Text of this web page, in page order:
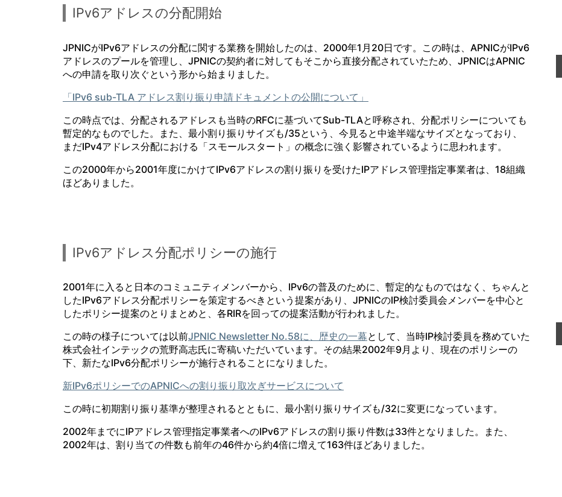
IPv6アドレスの分配開始
JPNICがIPv6アドレスの分配に関する業務を開始したのは、2000年1月20日です。この時は、APNICがIPv6
アドレスのプールを管理し、JPNICの契約者に対してもそこから直接分配されていたため、JPNICはAPNIC
への申請を取り次ぐという形から始まりました。
「IPv6 sub-TLA アドレス割り振り申請ドキュメントの公開について」
この時点では、分配されるアドレスも当時のRFCに基づいてSub-TLAと呼称され、分配ポリシーについても
暫定的なものでした。また、最小割り振りサイズも/35という、今見ると中途半端なサイズとなっており、
まだIPv4アドレス分配における「スモールスタート」の概念に強く影響されているように思われます。
この2000年から2001年度にかけてIPv6アドレスの割り振りを受けたIPアドレス管理指定事業者は、18組織
ほどありました。
IPv6アドレス分配ポリシーの施行
2001年に入ると日本のコミュニティメンバーから、IPv6の普及のために、暫定的なものではなく、ちゃんと
したIPv6アドレス分配ポリシーを策定するべきという提案があり、JPNICのIP検討委員会メンバーを中心と
したポリシー提案のとりまとめと、各RIRを回っての提案活動が行われました。
この時の様子については以前JPNIC Newsletter No.58に、歴史の一幕として、当時IP検討委員を務めていた
株式会社インテックの荒野高志氏に寄稿いただいています。その結果2002年9月より、現在のポリシーの
下、新たなIPv6分配ポリシーが施行されることになりました。
新IPv6ポリシーでのAPNICへの割り振り取次ぎサービスについて
この時に初期割り振り基準が整理されるとともに、最小割り振りサイズも/32に変更になっています。
2002年までにIPアドレス管理指定事業者へのIPv6アドレスの割り振り件数は33件となりました。また、
2002年は、割り当ての件数も前年の46件から約4倍に増えて163件ほどありました。